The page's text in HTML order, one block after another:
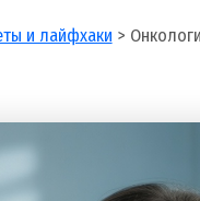
и лайфхаки